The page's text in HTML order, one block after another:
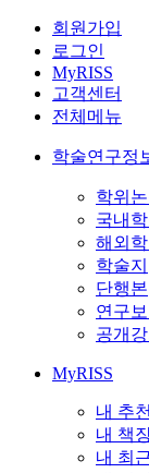
회원가입
로그인
MyRISS
고객센터
전체메뉴
학술연구정
학위
국내
해외
학술지
단행본
연구
공개강
MyRISS
내 추
내 책
내 최